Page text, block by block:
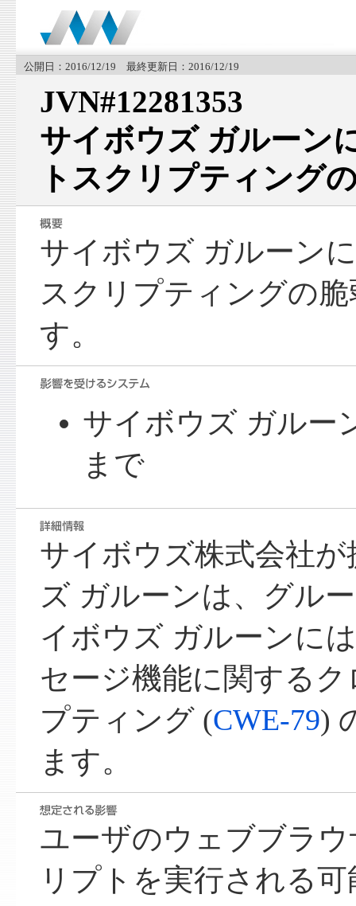
公開日：2016/12/19 最終更新日：2016/12/19
JVN#12281353
サイボウズ ガルーン
トスクリプティング
サイボウズ ガルーン
スクリプティングの
す。
サイボウズ ガルー
まで
サイボウズ株式会社
ズ ガルーンは、グル
イボウズ ガルーンに
セージ機能に関する
プティング (CWE-79)
ます。
ユーザのウェブブラ
リプトを実行される